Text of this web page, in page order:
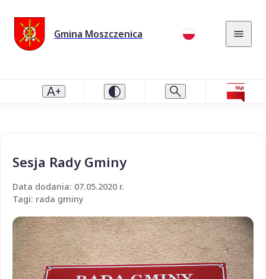
Gmina Moszczenica
Sesja Rady Gminy
Data dodania: 07.05.2020 r.
Tagi: rada gminy